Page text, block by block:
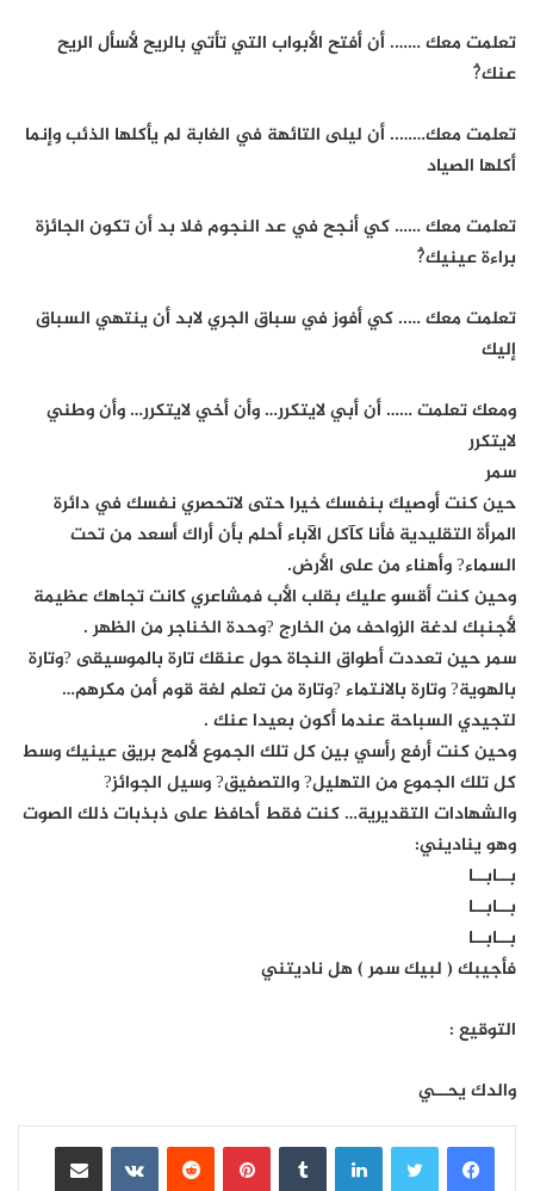
تعلمت معك ……. أن أفتح الأبواب التي تأتي بالريح لأسأل الريح
عنك?ُ
تعلمت معك…….. أن ليلى التائهة في الغابة لم يأكلها الذئب وإنما
أكلها الصياد
تعلمت معك …… كي أنجح في عد النجوم فلا بد أن تكون الجائزة
براءة عينيك?ُ
تعلمت معك ….. كي أفوز في سباق الجري لابد أن ينتهي السباق
إليك
ومعك تعلمت …… أن أبي لايتكرر… وأن أخي لايتكرر… وأن وطني
لايتكرر
سمر
حين كنت أوصيك بنفسك خيرا حتى لاتحصري نفسك في دائرة
المرأة التقليدية فأنا كآكل الآباء أحلم بأن أراك أسعد من تحت
السماء? وأهناء من على الأرض.
وحين كنت أقسو عليك بقلب الأب فمشاعري كانت تجاهك عظيمة
لأجنبك لدغة الزواحف من الخارج ?وحدة الخناجر من الظهر .
سمر حين تعددت أطواق النجاة حول عنقك تارة بالموسيقى ?وتارة
بالهوية? وتارة بالانتماء ?وتارة من تعلم لغة قوم أمن مكرهم…
لتجيدي السباحة عندما أكون بعيدا عنك .
وحين كنت أرفع رأسي بين كل تلك الجموع لألمح بريق عينيك وسط
كل تلك الجموع من التهليل? والتصفيق? وسيل الجوائز?
والشهادات التقديرية… كنت فقط أحافظ على ذبذبات ذلك الصوت
وهو يناديني:
بــابــا
بــابــا
بــابــا
فأجيبك ( لبيك سمر ) هل ناديتني
التوقيع :
والدك يحــي
لينكدإن بينتيريست
مشاركة عبر البريد